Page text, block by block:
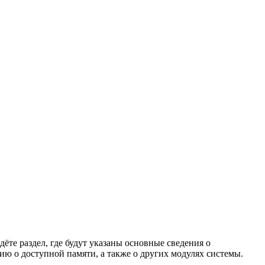
раздел, где будут указаны основные сведения о
о доступной памяти, а также о других модулях системы.